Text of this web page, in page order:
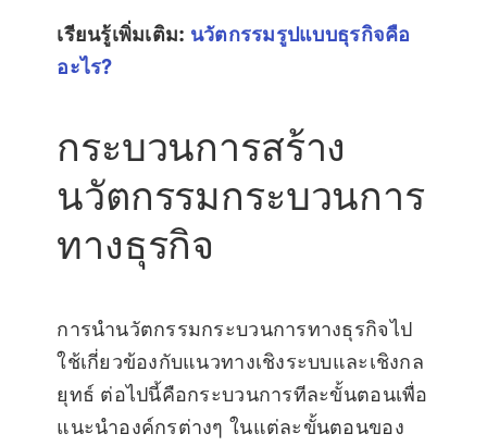
เรียนรู้เพิ่มเติม: นวัตกรรมรูปแบบธุรกิจคือ
อะไร?
กระบวนการสร้าง
นวัตกรรมกระบวนการ
ทางธุรกิจ
การนำนวัตกรรมกระบวนการทางธุรกิจไป
ใช้เกี่ยวข้องกับแนวทางเชิงระบบและเชิงกล
ยุทธ์ ต่อไปนี้คือกระบวนการทีละขั้นตอนเพื่อ
แนะนำองค์กรต่างๆ ในแต่ละขั้นตอนของ